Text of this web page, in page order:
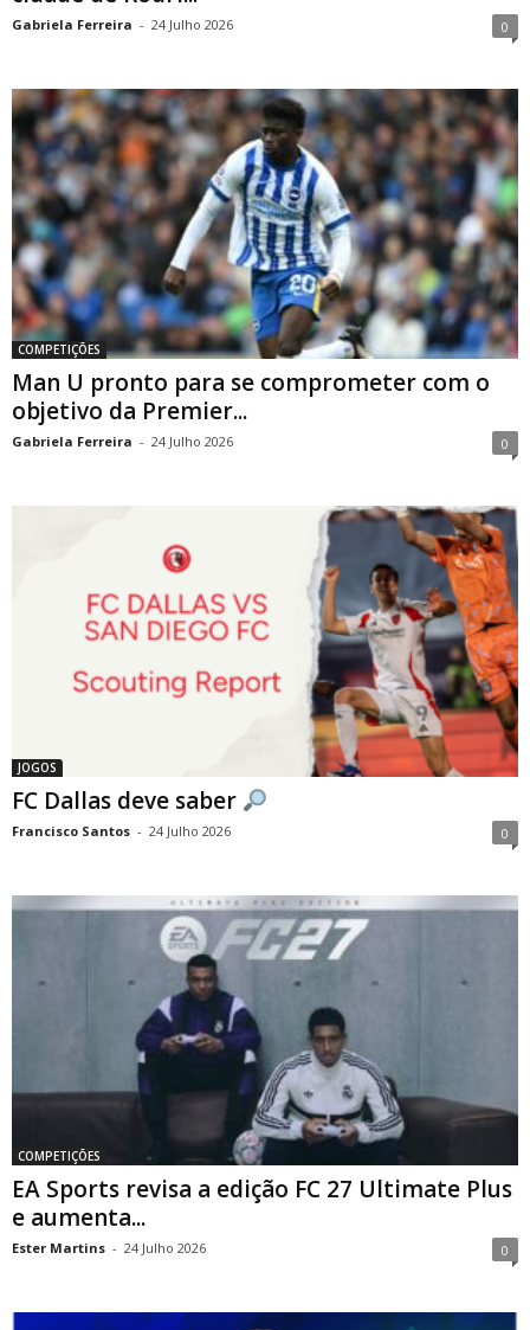
Gabriela Ferreira - 24 Julho 2026 0
COMPETIÇÕES
Man U pronto para se comprometer com o
objetivo da Premier...
Gabriela Ferreira - 24 Julho 2026 0
JOGOS
FC Dallas deve saber
Francisco Santos - 24 Julho 2026 0
COMPETIÇÕES
EA Sports revisa a edição FC 27 Ultimate Plus
e aumenta...
Ester Martins - 24 Julho 2026 0